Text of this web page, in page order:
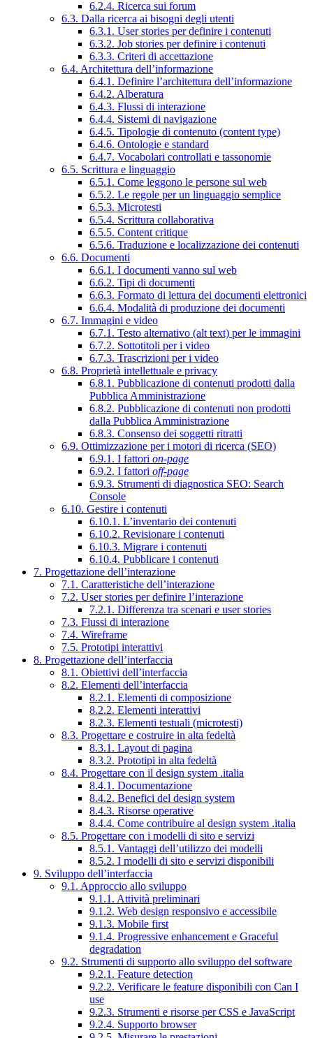
6.2.4. Ricerca sui forum
6.3. Dalla ricerca ai bisogni degli utenti
6.3.1. User stories per definire i contenuti
6.3.2. Job stories per definire i contenuti
6.3.3. Criteri di accettazione
6.4. Architettura dell’informazione
6.4.1. Definire l’architettura dell’informazione
6.4.2. Alberatura
6.4.3. Flussi di interazione
6.4.4. Sistemi di navigazione
6.4.5. Tipologie di contenuto (content type)
6.4.6. Ontologie e standard
6.4.7. Vocabolari controllati e tassonomie
6.5. Scrittura e linguaggio
6.5.1. Come leggono le persone sul web
6.5.2. Le regole per un linguaggio semplice
6.5.3. Microtesti
6.5.4. Scrittura collaborativa
6.5.5. Content critique
6.5.6. Traduzione e localizzazione dei contenuti
6.6. Documenti
6.6.1. I documenti vanno sul web
6.6.2. Tipi di documenti
6.6.3. Formato di lettura dei documenti elettronici
6.6.4. Modalità di produzione dei documenti
6.7. Immagini e video
6.7.1. Testo alternativo (alt text) per le immagini
6.7.2. Sottotitoli per i video
6.7.3. Trascrizioni per i video
6.8. Proprietà intellettuale e privacy
6.8.1. Pubblicazione di contenuti prodotti dalla
Pubblica Amministrazione
6.8.2. Pubblicazione di contenuti non prodotti
dalla Pubblica Amministrazione
6.8.3. Consenso dei soggetti ritratti
6.9. Ottimizzazione per i motori di ricerca (SEO)
6.9.1. I fattori on-page
6.9.2. I fattori off-page
6.9.3. Strumenti di diagnostica SEO: Search
Console
6.10. Gestire i contenuti
6.10.1. L’inventario dei contenuti
6.10.2. Revisionare i contenuti
6.10.3. Migrare i contenuti
6.10.4. Pubblicare i contenuti
7. Progettazione dell’interazione
7.1. Caratteristiche dell’interazione
7.2. User stories per definire l’interazione
7.2.1. Differenza tra scenari e user stories
7.3. Flussi di interazione
7.4. Wireframe
7.5. Prototipi interattivi
8. Progettazione dell’interfaccia
8.1. Obiettivi dell’interfaccia
8.2. Elementi dell’interfaccia
8.2.1. Elementi di composizione
8.2.2. Elementi interattivi
8.2.3. Elementi testuali (microtesti)
8.3. Progettare e costruire in alta fedeltà
8.3.1. Layout di pagina
8.3.2. Prototipi in alta fedeltà
8.4. Progettare con il design system .italia
8.4.1. Documentazione
8.4.2. Benefici del design system
8.4.3. Risorse operative
8.4.4. Come contribuire al design system .italia
8.5. Progettare con i modelli di sito e servizi
8.5.1. Vantaggi dell’utilizzo dei modelli
8.5.2. I modelli di sito e servizi disponibili
9. Sviluppo dell’interfaccia
9.1. Approccio allo sviluppo
9.1.1. Attività preliminari
9.1.2. Web design responsivo e accessibile
9.1.3. Mobile first
9.1.4. Progressive enhancement e Graceful
degradation
9.2. Strumenti di supporto allo sviluppo del software
9.2.1. Feature detection
9.2.2. Verificare le feature disponibili con Can I
use
9.2.3. Strumenti e risorse per CSS e JavaScript
9.2.4. Supporto browser